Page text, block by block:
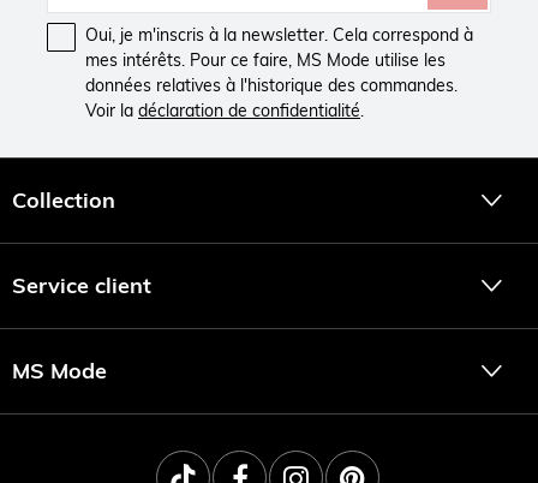
Oui, je m'inscris à la newsletter. Cela correspond à
mes intérêts. Pour ce faire, MS Mode utilise les
données relatives à l'historique des commandes.
Voir la déclaration de confidentialité.
Collection
Service client
MS Mode